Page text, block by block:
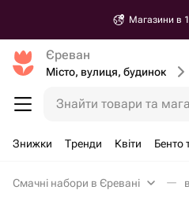
Магазини в
Єреван
Місто, вулиця, будинок
Знайти товари та
Знижки Тренди Квіти Бенто
Смачні набори в Єревані